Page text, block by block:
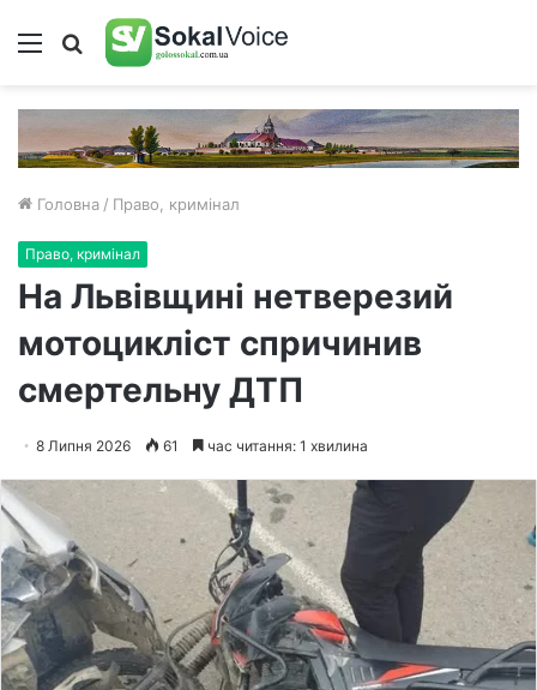
Меню Пошук
Головна / Право, кримінал
Право, кримінал
На Львівщині нетверезий
мотоцикліст спричинив
смертельну ДТП
8 Липня 2026 61 час читання: 1 хвилина